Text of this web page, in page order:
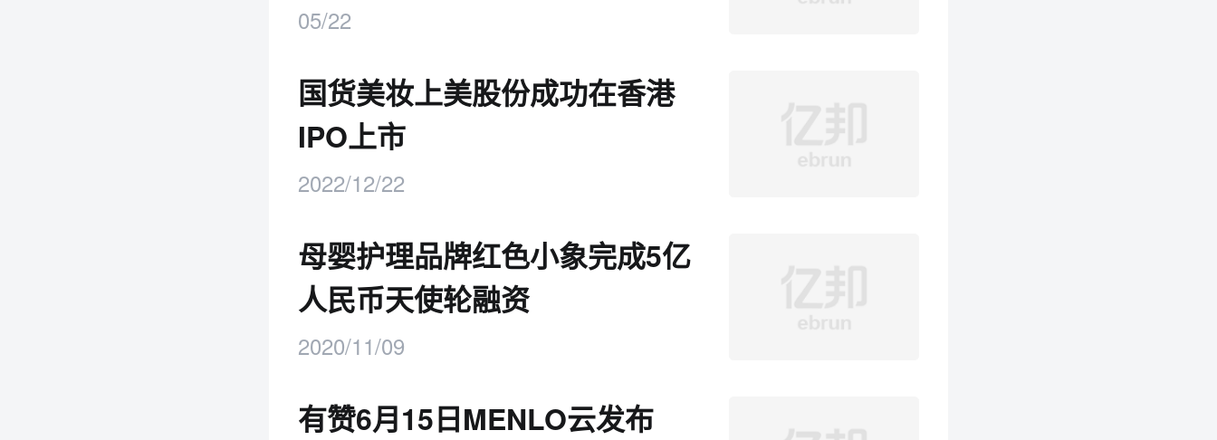
05/22
国货美妆上美股份成功在香港
IPO上市
2022/12/22
母婴护理品牌红色小象完成5亿
人民币天使轮融资
2020/11/09
有赞6月15日MENLO云发布